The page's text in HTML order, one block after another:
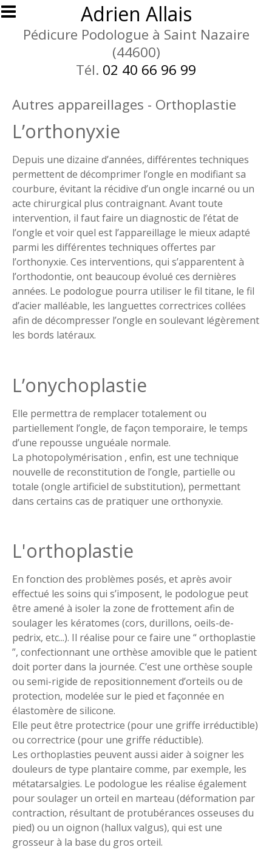
Aller au contenu principalAdrien Allais
Pédicure Podologue à Saint Nazaire
(44600)
Tél. 02 40 66 96 99
Autres appareillages - Orthoplastie
L’orthonyxie
Depuis une dizaine d’années, différentes techniques
permettent de décomprimer l’ongle en modifiant sa
courbure, évitant la récidive d’un ongle incarné ou un
acte chirurgical plus contraignant. Avant toute
intervention, il faut faire un diagnostic de l’état de
l’ongle et voir quel est l’appareillage le mieux adapté
parmi les différentes techniques offertes par
l’orthonyxie. Ces interventions, qui s’apparentent à
l’orthodontie, ont beaucoup évolué ces dernières
années. Le podologue pourra utiliser le fil titane, le fil
d’acier malléable, les languettes correctrices collées
afin de décompresser l’ongle en soulevant légèrement
les bords latéraux.
L’onychoplastie
Elle permettra de remplacer totalement ou
partiellement l’ongle, de façon temporaire, le temps
d’une repousse unguéale normale.
La photopolymérisation , enfin, est une technique
nouvelle de reconstitution de l’ongle, partielle ou
totale (ongle artificiel de substitution), permettant
dans certains cas de pratiquer une orthonyxie.
L'orthoplastie
En fonction des problèmes posés, et après avoir
effectué les soins qui s’imposent, le podologue peut
être amené à isoler la zone de frottement afin de
soulager les kératomes (cors, durillons, oeils-de-
pedrix, etc...). Il réalise pour ce faire une “ orthoplastie
”, confectionnant une orthèse amovible que le patient
doit porter dans la journée. C’est une orthèse souple
ou semi-rigide de repositionnement d’orteils ou de
protection, modelée sur le pied et façonnée en
élastomère de silicone.
Elle peut être protectrice (pour une griffe irréductible)
ou correctrice (pour une griffe réductible).
Les orthoplasties peuvent aussi aider à soigner les
douleurs de type plantaire comme, par exemple, les
métatarsalgies. Le podologue les réalise également
pour soulager un orteil en marteau (déformation par
contraction, résultant de protubérances osseuses du
pied) ou un oignon (hallux valgus), qui est une
grosseur à la base du gros orteil.